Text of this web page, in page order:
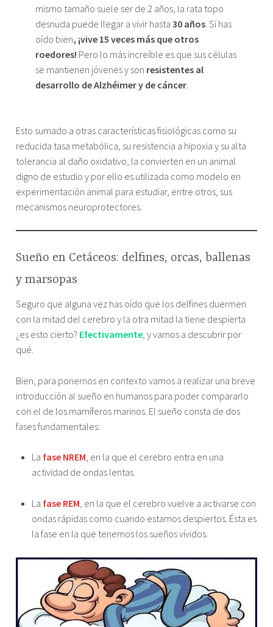
mismo tamaño suele ser de 2 años, la rata topo
desnuda puede llegar a vivir hasta 30 años. Sí has
oído bien, ¡vive 15 veces más que otros
roedores! Pero lo más increíble es que sus células
se mantienen jóvenes y son resistentes al
desarrollo de Alzhéimer y de cáncer.
Esto sumado a otras características fisiológicas como su
reducida tasa metabólica, su resistencia a hipoxia y su alta
tolerancia al daño oxidativo, la convierten en un animal
digno de estudio y por ello es utilizada como modelo en
experimentación animal para estudiar, entre otros, sus
mecanismos neuroprotectores.
Sueño en Cetáceos: delfines, orcas, ballenas
y marsopas
Seguro que alguna vez has oído que los delfines duermen
con la mitad del cerebro y la otra mitad la tiene despierta
¿es esto cierto? Efectivamente, y vamos a descubrir por
qué.
Bien, para ponernos en contexto vamos a realizar una breve
introducción al sueño en humanos para poder compararlo
con el de los mamíferos marinos. El sueño consta de dos
fases fundamentales:
La fase NREM, en la que el cerebro entra en una
actividad de ondas lentas.
La fase REM, en la que el cerebro vuelve a activarse con
ondas rápidas como cuando estamos despiertos. Ésta es
la fase en la que tenemos los sueños vívidos.